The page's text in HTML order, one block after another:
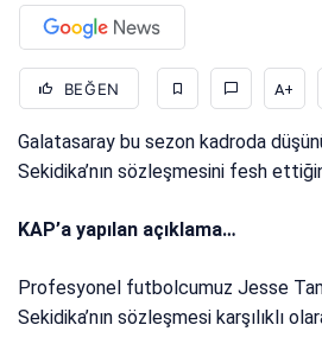
BEĞEN A+
Galatasaray bu sezon kadroda
Sekidika’nın sözleşmesini fesh
KAP’a yapılan açıklama…
Profesyonel futbolcumuz Jesse
Sekidika’nın sözleşmesi karşılıklı